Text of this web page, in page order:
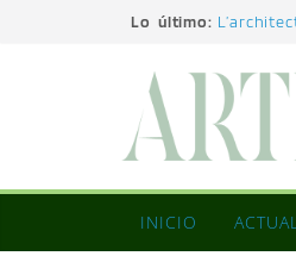
Lo último:
La
Utopías
Blanca
INICIO ACTUAL